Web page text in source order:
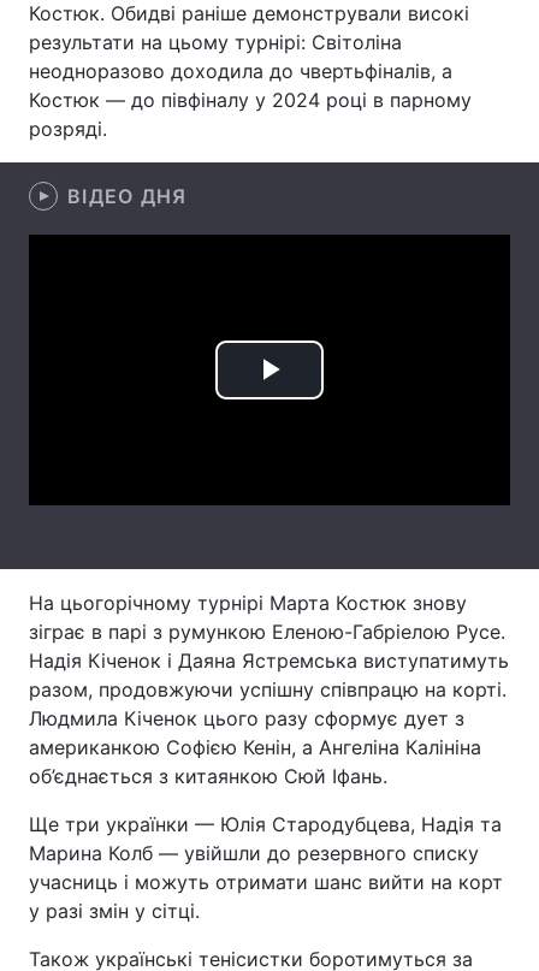
Відео з Youtube Статті
Інтерв'ю Думки
Архів
Контакти
Тема оформлення
Костюк. Обидві раніше демонстрували високі
результати на цьому турнірі: Світоліна
неодноразово доходила до чвертьфіналів, а
Костюк — до півфіналу у 2024 році в парному
розряді.
ВІДЕО ДНЯ
Play
На цьогорічному турнірі Марта Костюк знову
зіграє в парі з румункою Еленою-Габріелою Русе.
Надія Кіченок і Даяна Ястремська виступатимуть
разом, продовжуючи успішну співпрацю на корті.
Людмила Кіченок цього разу сформує дует з
американкою Софією Кенін, а Ангеліна Калініна
об’єднається з китаянкою Сюй Іфань.
Ще три українки — Юлія Стародубцева, Надія та
Марина Колб — увійшли до резервного списку
учасниць і можуть отримати шанс вийти на корт
у разі змін у сітці.
Також українські тенісистки боротимуться за